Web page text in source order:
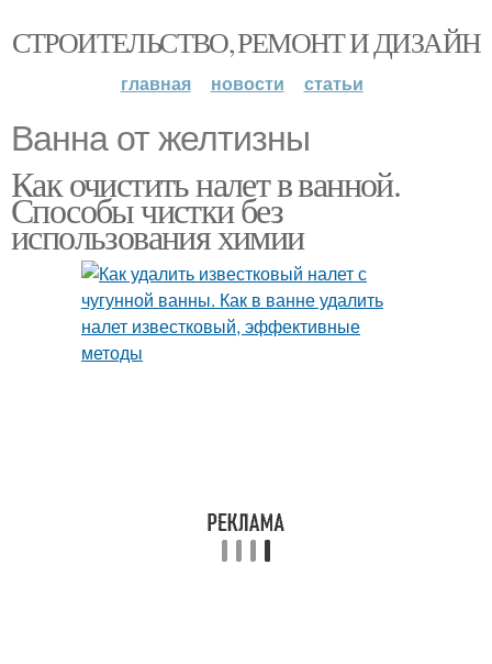
СТРОИТЕЛЬСТВО, РЕМОНТ И ДИЗАЙН
главная новости статьи
Ванна от желтизны
Как очистить налет в ванной.
Способы чистки без
использования химии